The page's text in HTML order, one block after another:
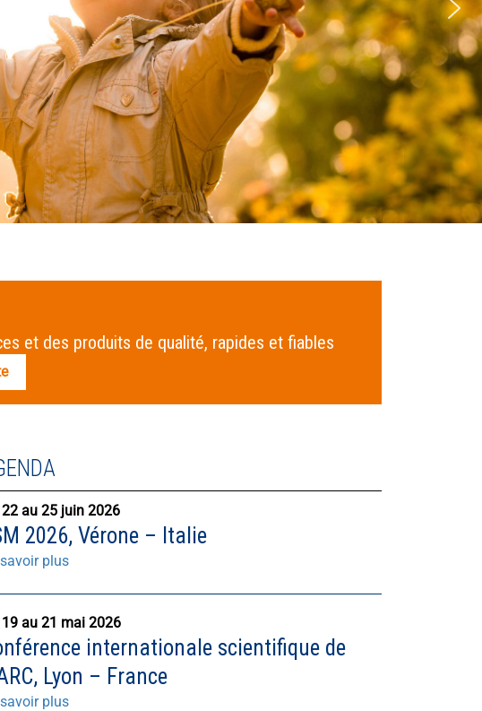
et des produits de qualité, rapides et fiables
22 au 25 juin 2026
2026, Vérone – Italie
plus
19 au 21 mai 2026
internationale scientifique de
Lyon – France
plus